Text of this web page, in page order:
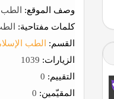
وصف الموقع: الطب
كلمات مفتاحية:
القسم:
الطب
الزيارات:
التقييم:
المقيّمين: